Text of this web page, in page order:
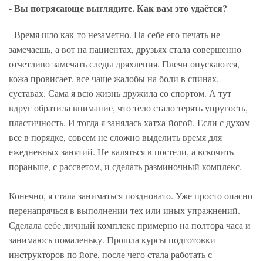
- Вы потрясающе выглядите. Как вам это удаётся?
- Время шло как-то незаметно. На себе его печать не
замечаешь, а вот на пациентах, друзьях стала совершенно
отчетливо замечать следы дряхления. Плечи опускаются,
кожа провисает, все чаще жалобы на боли в спинах,
суставах. Сама я всю жизнь дружила со спортом. А тут
вдруг обратила внимание, что тело стало терять упругость,
пластичность. И тогда я занялась хатха-йогой. Если с духом
все в порядке, совсем не сложно выделить время для
ежедневных занятий. Не валяться в постели, а вскочить
пораньше, с рассветом, и сделать разминочный комплекс.
Конечно, я стала заниматься поздновато. Уже просто опасно
перенапрячься в выполнении тех или иных упражнений.
Сделала себе личный комплекс примерно на полтора часа и
занимаюсь помаленьку. Прошла курсы подготовки
инструкторов по йоге, после чего стала работать с